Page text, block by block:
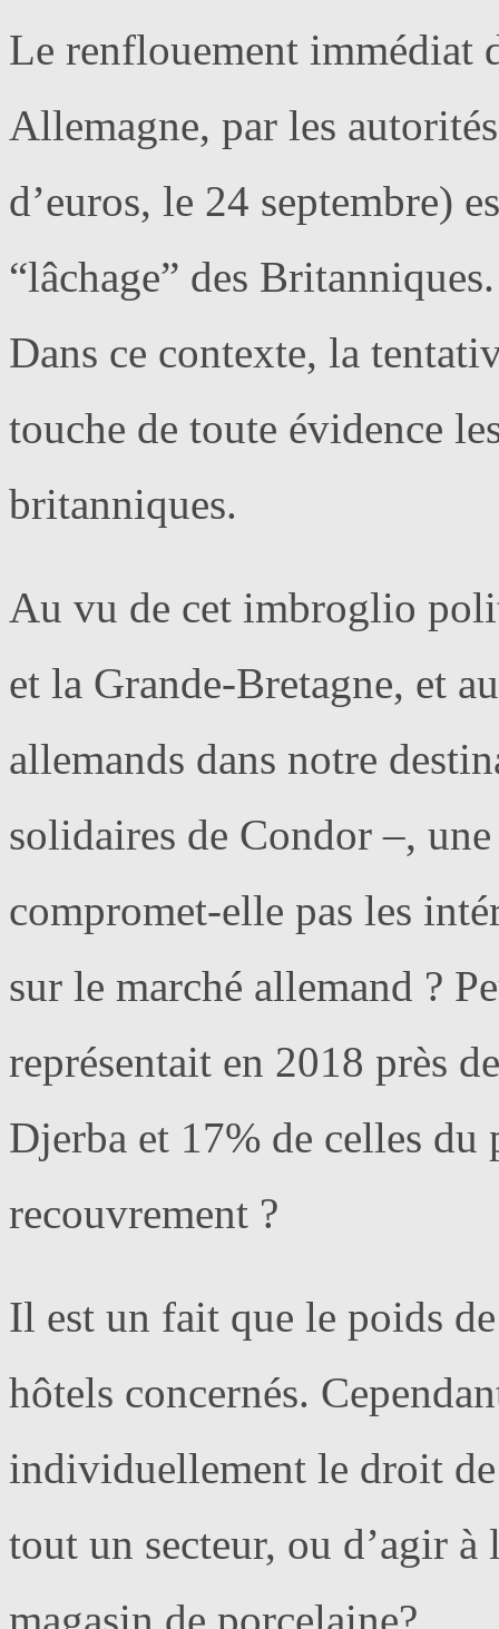
Le renflouement immédiat
Allemagne, par les
d’euros, le 24 septembre)
“lâchage” des Britanniques.
Dans ce contexte, la
touche de toute évidence
britanniques.
Au vu de cet imbroglio
et la Grande-Bretagne, et
allemands dans notre
solidaires de Condor –,
compromet-elle pas les
sur le marché allemand ?
représentait en 2018 près
Djerba et 17% de celles
recouvrement ?
Il est un fait que le poids
hôtels concernés.
individuellement le droit
tout un secteur, ou d’agir à